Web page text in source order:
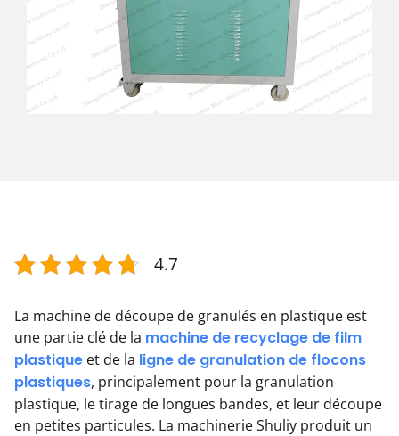
4.7
La machine de découpe de granulés en plastique est
une partie clé de la machine de recyclage de film
plastique et de la ligne de granulation de flocons
plastiques, principalement pour la granulation
plastique, le tirage de longues bandes, et leur découpe
en petites particules. La machinerie Shuliy produit un